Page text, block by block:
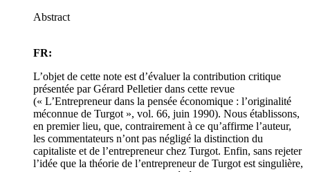
Abstract
FR:
L’objet de cette note est d’évaluer la contribution critique
présentée par Gérard Pelletier dans cette revue
(« L’Entrepreneur dans la pensée économique : l’originalité
méconnue de Turgot », vol. 66, juin 1990). Nous établissons,
en premier lieu, que, contrairement à ce qu’affirme l’auteur,
les commentateurs n’ont pas négligé la distinction du
capitaliste et de l’entrepreneur chez Turgot. Enfin, sans rejeter
l’idée que la théorie de l’entrepreneur de Turgot est singulière,